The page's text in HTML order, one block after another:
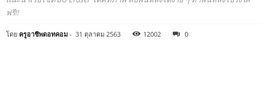
ฟรี!!
โดย ครูอาชีพดอทคอม - 31 ตุลาคม 2563 12002 0